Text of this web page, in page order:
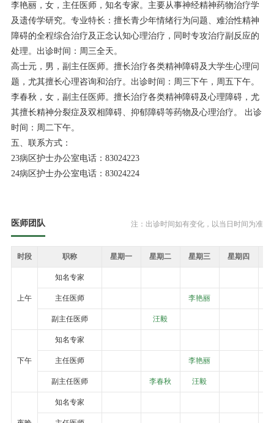
李艳丽，女，主任医师，知名专家。主要从事神经精神药物治疗学
及遗传学研究。专业特长：擅长青少年情绪行为问题、难治性精神
障碍的全程综合治疗及正念认知心理治疗，同时专攻治疗副反应的
处理。出诊时间：周三全天。
高士元，男，副主任医师。擅长治疗各类精神障碍及大学生心理问
题，尤其擅长心理咨询和治疗。出诊时间：周三下午，周五下午。
李春秋，女，副主任医师。擅长治疗各类精神障碍及心理障碍，尤
其擅长精神分裂症及双相障碍、抑郁障碍等药物及心理治疗。 出诊
时间：周二下午。
五、联系方式：
23病区护士办公室电话：83024223
24病区护士办公室电话：83024224
医师团队 注：出诊时间如有变化，以当日时间为准
时段 职称 星期一 星期二 星期三 星期四
上午
知名专家
主任医师 李艳丽
副主任医师 汪毅
下午
知名专家
主任医师 李艳丽
副主任医师 李春秋 汪毅
知名专家